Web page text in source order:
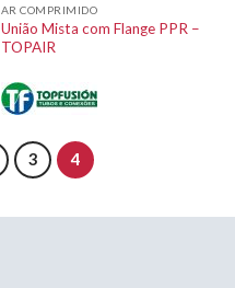
AR COMPRIMIDO
União Mista com Flange PPR –
TOPAIR
3 4